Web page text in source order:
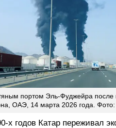
портом Эль-Фуджейра после
ОАЭ, 14 марта 2026 года.
х годов Катар переживал